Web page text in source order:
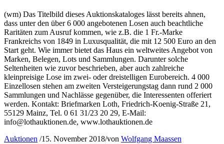
(wm) Das Titelbild dieses Auktionskataloges lässt bereits ahnen,
dass unter den über 6 000 angebotenen Losen auch beachtliche
Raritäten zum Ausruf kommen, wie z.B. die 1 Fr.-Marke
Frankreichs von 1849 in Luxusqualität, die mit 12 500 Euro an den
Start geht. Wie immer bietet das Haus ein weltweites Angebot von
Marken, Belegen, Lots und Sammlungen. Darunter solche
Seltenheiten wie zuvor beschrieben, aber auch zahlreiche
kleinpreisige Lose im zwei- oder dreistelligen Eurobereich. 4 000
Einzellosen stehen am zweiten Versteigerungstag dann rund 2 000
Sammlungen und Nachlässe gegenüber, die Interessenten offeriert
werden. Kontakt: Briefmarken Loth, Friedrich-Koenig-Straße 21,
55129 Mainz, Tel. 0 61 31/23 20 29, E-Mail:
info@lothauktionen.de, www.lothauktionen.de
Auktionen /15. November 2018/von Wolfgang Maassen